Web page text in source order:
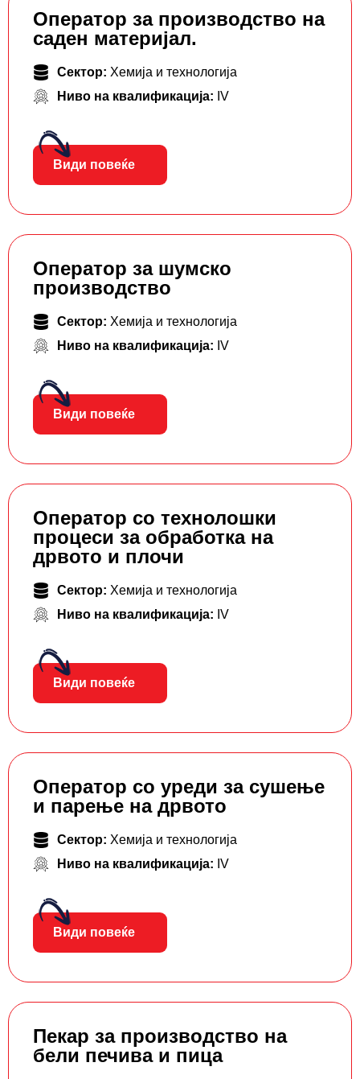
Оператор за производство на
саден материјал.
Сектор: Хемија и технологија
Ниво на квалификација: IV
Види повеќе
Оператор за шумско
производство
Сектор: Хемија и технологија
Ниво на квалификација: IV
Види повеќе
Оператор со технолошки
процеси за обработка на
дрвото и плочи
Сектор: Хемија и технологија
Ниво на квалификација: IV
Види повеќе
Оператор со уреди за сушење
и парење на дрвото
Сектор: Хемија и технологија
Ниво на квалификација: IV
Види повеќе
Пекар за производство на
бели печива и пица